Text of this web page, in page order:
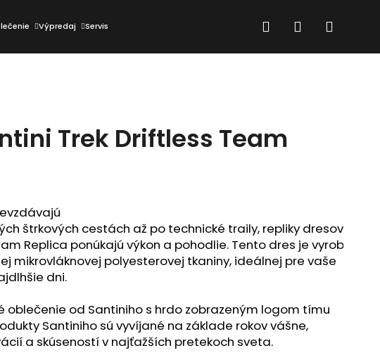
Výpredaj Servis HľadaťPrihlásenie
Trek Driftless Team
štrkových cestách až po technické traily, repliky dresov
Replica ponúkajú výkon a pohodlie. Tento dres je vyrobený
mikrovláknovej polyesterovej tkaniny, ideálnej pre vaše
dni.
oblečenie od Santiniho s hrdo zobrazeným logom tímu
Santiniho sú vyvíjané na základe rokov vášne,
a skúseností v najťažších pretekoch sveta.
RACING X
NA